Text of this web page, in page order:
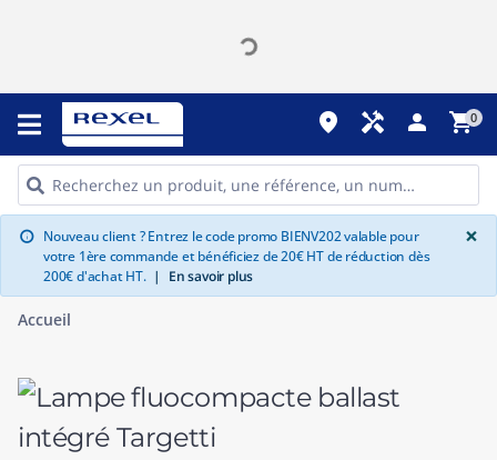
place handyman person shopping_cart0
info Nouveau client ? Entrez le code promo BIENV202 valable pour
votre 1ère commande et bénéficiez de 20€ HT de réduction dès
200€ d'achat HT. | En savoir plus
×
Accueil